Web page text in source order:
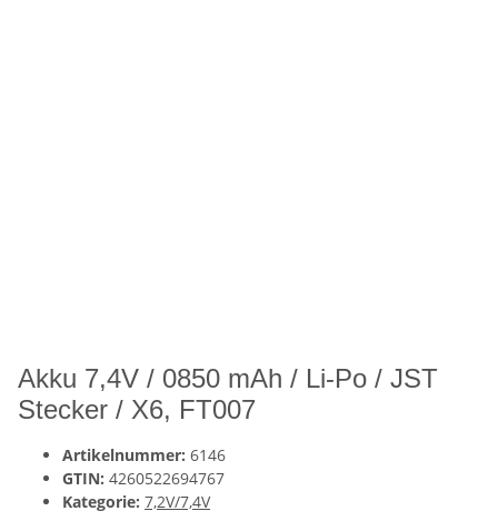
Akku 7,4V / 0850 mAh / Li-Po / JST
Stecker / X6, FT007
Artikelnummer: 6146
GTIN: 4260522694767
Kategorie: 7,2V/7,4V